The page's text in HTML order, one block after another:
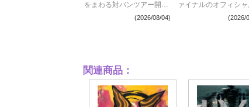
をまわる対バンツアー開催
(2026/08/04)
ァイナルのオフィシ
ポートが到着 成熟の
(2026/
関連商品：